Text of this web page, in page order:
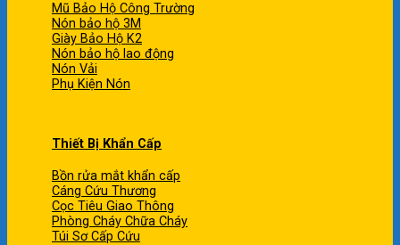
Mũ Bảo Hộ Công Trường
Nón bảo hộ 3M
Giày Bảo Hộ K2
Nón bảo hộ lao động
Nón Vải
Phụ Kiện Nón
Thiết Bị Khẩn Cấp
Bồn rửa mắt khẩn cấp
Cáng Cứu Thương
Cọc Tiêu Giao Thông
Phòng Cháy Chữa Cháy
Túi Sơ Cấp Cứu